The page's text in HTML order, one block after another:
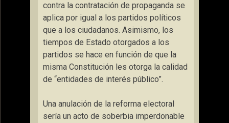
contra la contratación de propaganda se
aplica por igual a los partidos políticos
que a los ciudadanos. Asimismo, los
tiempos de Estado otorgados a los
partidos se hace en función de que la
misma Constitución les otorga la calidad
de “entidades de interés público”.
Una anulación de la reforma electoral
sería un acto de soberbia imperdonable